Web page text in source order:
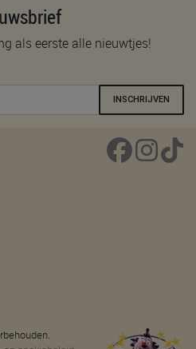
als eerste alle nieuwtjes!
INSCHRIJVEN